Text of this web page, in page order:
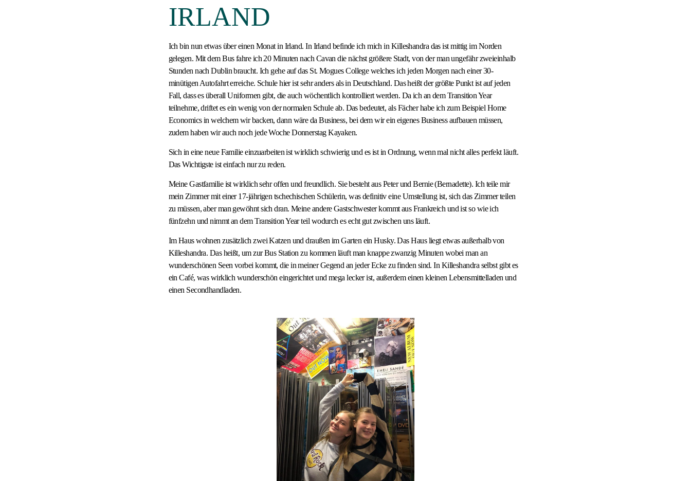
IRLAND
Ich bin nun etwas über einen Monat in Irland. In Irland befinde ich mich in Killeshandra das ist mittig im Norden
gelegen. Mit dem Bus fahre ich 20 Minuten nach Cavan die nächst größere Stadt, von der man ungefähr zweieinhalb
Stunden nach Dublin braucht. Ich gehe auf das St. Mogues College welches ich jeden Morgen nach einer 30-
minütigen Autofahrt erreiche. Schule hier ist sehr anders als in Deutschland. Das heißt der größte Punkt ist auf jeden
Fall, dass es überall Uniformen gibt, die auch wöchentlich kontrolliert werden. Da ich an dem Transition Year
teilnehme, driftet es ein wenig von der normalen Schule ab. Das bedeutet, als Fächer habe ich zum Beispiel Home
Economics in welchem wir backen, dann wäre da Business, bei dem wir ein eigenes Business aufbauen müssen,
zudem haben wir auch noch jede Woche Donnerstag Kayaken.
Sich in eine neue Familie einzuarbeiten ist wirklich schwierig und es ist in Ordnung, wenn mal nicht alles perfekt läuft.
Das Wichtigste ist einfach nur zu reden.
Meine Gastfamilie ist wirklich sehr offen und freundlich. Sie besteht aus Peter und Bernie (Bernadette). Ich teile mir
mein Zimmer mit einer 17-jährigen tschechischen Schülerin, was definitiv eine Umstellung ist, sich das Zimmer teilen
zu müssen, aber man gewöhnt sich dran. Meine andere Gastschwester kommt aus Frankreich und ist so wie ich
fünfzehn und nimmt an dem Transition Year teil wodurch es echt gut zwischen uns läuft.
Im Haus wohnen zusätzlich zwei Katzen und draußen im Garten ein Husky. Das Haus liegt etwas außerhalb von
Killeshandra. Das heißt, um zur Bus Station zu kommen läuft man knappe zwanzig Minuten wobei man an
wunderschönen Seen vorbei kommt, die in meiner Gegend an jeder Ecke zu finden sind. In Killeshandra selbst gibt es
ein Café, was wirklich wunderschön eingerichtet und mega lecker ist, außerdem einen kleinen Lebensmittelladen und
einen Secondhandladen.